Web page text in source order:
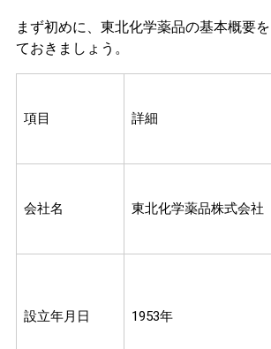
まず初めに、東北化学薬品の基本概要
ておきましょう。
項目 詳細
会社名 東北化学薬品株式会社
設立年月日 1953年